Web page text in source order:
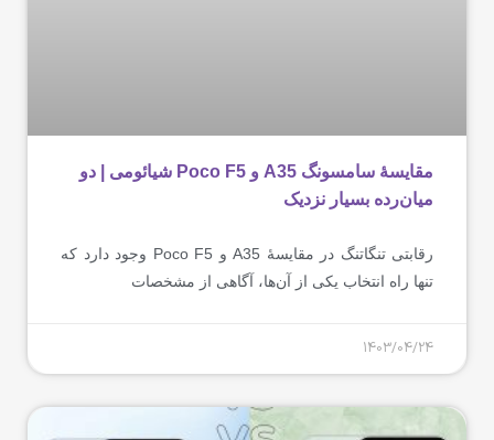
مقایسۀ سامسونگ A35 و Poco F5 شیائومی | دو
میان‌رده بسیار نزدیک
رقابتی تنگاتنگ در مقایسۀ A35 و Poco F5 وجود دارد که
تنها راه انتخاب یکی از آن‌ها، آگاهی از مشخصات
1403/04/24